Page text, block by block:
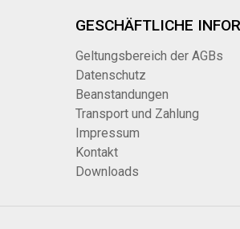
GESCHÄFTLICHE
Geltungsbereich der AGBs
Datenschutz
Beanstandungen
Transport und Zahlung
Impressum
Kontakt
Downloads